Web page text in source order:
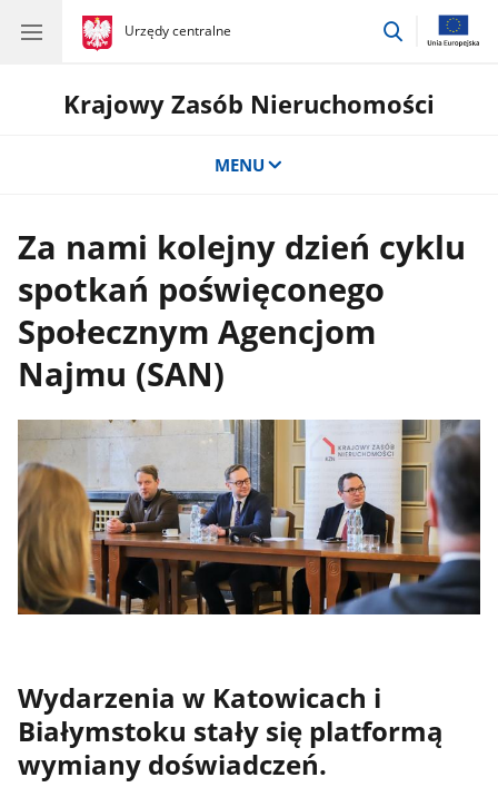
gov.pl
Urzędy centralne
gov.pl
Urzędy
przejdź
Krajowy Zasób Nieruchomości
MENU
Za nami kolejny dzień cyklu
spotkań poświęconego
Społecznym Agencjom
Najmu (SAN)
Wydarzenia w Katowicach i
Białymstoku stały się platformą
wymiany doświadczeń.